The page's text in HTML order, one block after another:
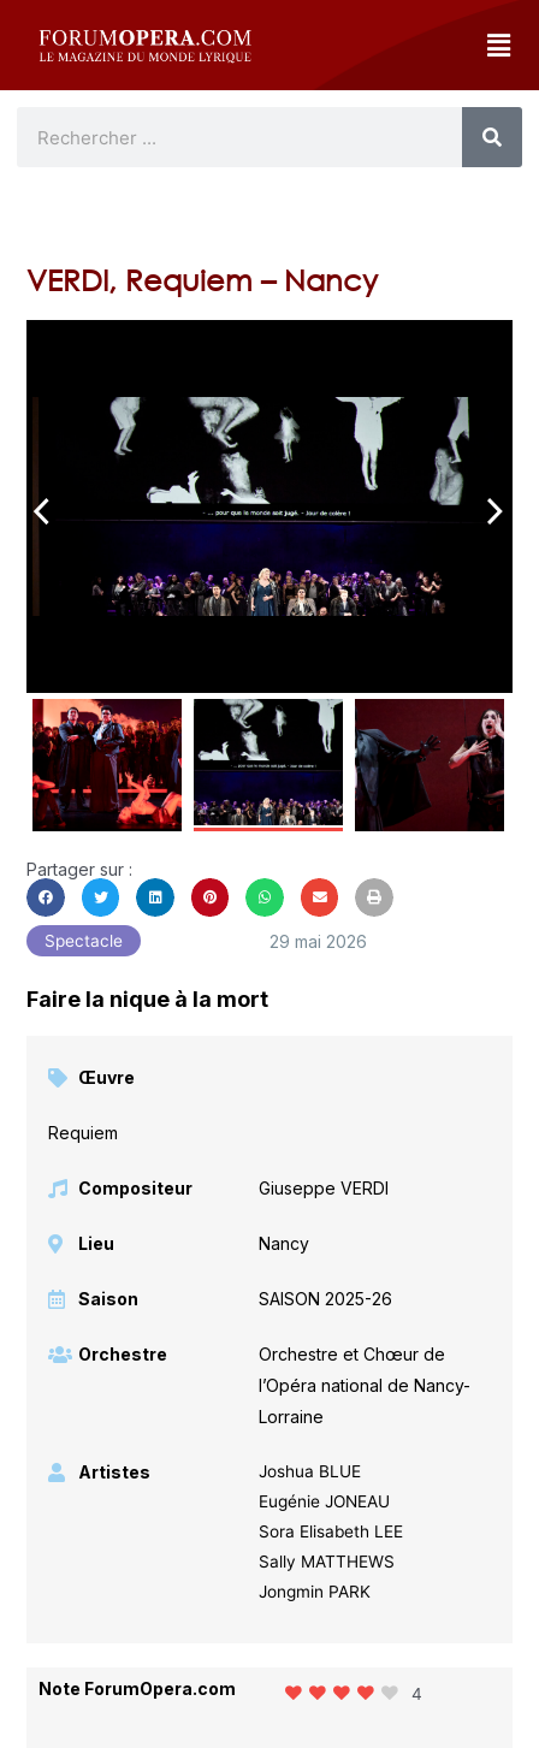
VERDI, Requiem – Nancy
arrow_back_ios arrow_forward_ios
Partager sur :
Spectacle 29 mai 2026
Faire la nique à la mort
Œuvre
Requiem
Compositeur Giuseppe VERDI
Lieu Nancy
Saison SAISON 2025-26
Orchestre
Orchestre et Chœur de
l’Opéra national de Nancy-
Lorraine
Artistes
Joshua BLUE
Eugénie JONEAU
Sora Elisabeth LEE
Sally MATTHEWS
Jongmin PARK
Note ForumOpera.com 4